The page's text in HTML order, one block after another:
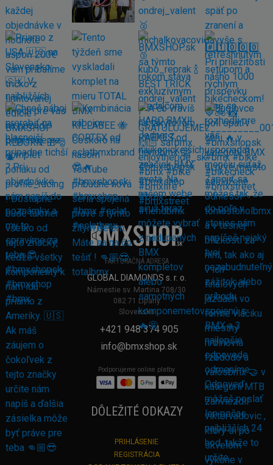
FAKTURAČNÁ ADRESA
GLOBAL DIAMONDS s. r. o.
Námestie sv. Martina 708/30
082 71 Lipany
Slovensko
+421 948 374 905
info@bmxshop.sk
Podporujeme online platby
DÔLEŽITÉ ODKAZY
PRIHLÁSENIE
REGISTRÁCIA